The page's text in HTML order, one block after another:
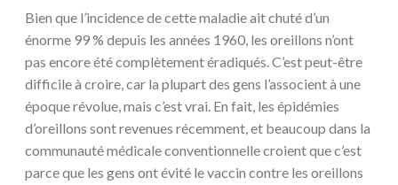
Bien que l’incidence de cette maladie ait chuté d’un
énorme 99 % depuis les années 1960, les oreillons n’ont
pas encore été complètement éradiqués. C’est peut-être
difficile à croire, car la plupart des gens l’associent à une
époque révolue, mais c’est vrai. En fait, les épidémies
d’oreillons sont revenues récemment, et beaucoup dans la
communauté médicale conventionnelle croient que c’est
parce que les gens ont évité le vaccin contre les oreillons